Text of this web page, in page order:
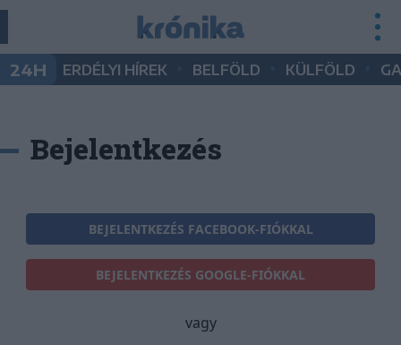
24H ERDÉLYI HÍREK BELFÖLD KÜLFÖLD
Bejelentkezés
BEJELENTKEZÉS FACEBOOK-FIÓKKAL
BEJELENTKEZÉS GOOGLE-FIÓKKAL
vagy